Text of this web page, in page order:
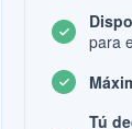
para
Tú